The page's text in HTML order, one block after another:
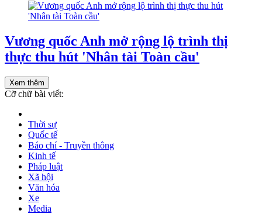
Vương quốc Anh mở rộng lộ trình thị
thực thu hút 'Nhân tài Toàn cầu'
Xem thêm
Cỡ chữ bài viết:
Thời sự
Quốc tế
Báo chí - Truyền thông
Kinh tế
Pháp luật
Xã hội
Văn hóa
Xe
Media